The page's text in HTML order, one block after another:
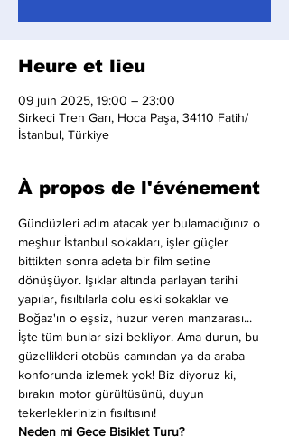
Heure et lieu
09 juin 2025, 19:00 – 23:00
Sirkeci Tren Garı, Hoca Paşa, 34110 Fatih/
İstanbul, Türkiye
À propos de l'événement
Gündüzleri adım atacak yer bulamadığınız o
meşhur İstanbul sokakları, işler güçler
bittikten sonra adeta bir film setine
dönüşüyor. Işıklar altında parlayan tarihi
yapılar, fısıltılarla dolu eski sokaklar ve
Boğaz'ın o eşsiz, huzur veren manzarası...
İşte tüm bunlar sizi bekliyor. Ama durun, bu
güzellikleri otobüs camından ya da araba
konforunda izlemek yok! Biz diyoruz ki,
bırakın motor gürültüsünü, duyun
tekerleklerinizin fısıltısını!
Neden mi Gece Bisiklet Turu?